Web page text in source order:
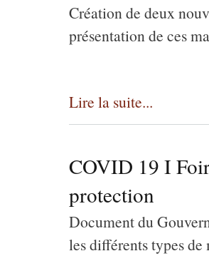
Création de deux
présentation de ces
Lire la suite...
COVID 19 I
protection
Document du
les différents types de